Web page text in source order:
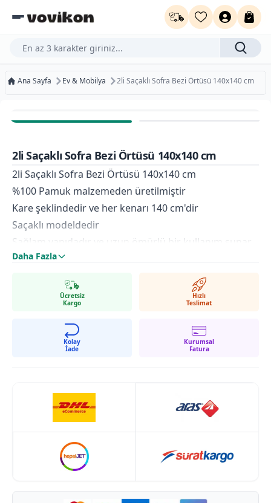
Ürün, kategori veya marka ara...
Ana Sayfa Ev & Mobilya 2li Saçaklı Sofra Bezi Örtüsü 140x140 cm
Ücretsiz Kargo
Kurumsal Faturaya Uygun
2li Saçaklı Sofra Bezi Örtüsü 140x140 cm
2li Saçaklı Sofra Bezi Örtüsü 140x140 cm
%100 Pamuk malzemeden üretilmiştir
Kare şeklindedir ve her kenarı 140 cm'dir
Saçaklı modeldedir
Sağlam yapıdadır ve uzun ömürlü bir kullanım sunar
Daha Fazla
Ücretsiz
Kargo
Hızlı
Teslimat
Kolay
İade
Kurumsal
Fatura